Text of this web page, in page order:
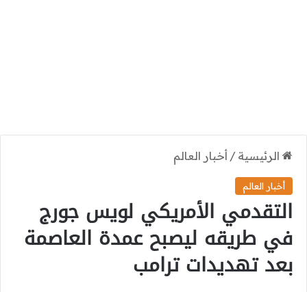
الرئيسية / أخبار العالم
أخبار العالم
التقدمي الأمريكي لويس جورج
في طريقه ليصبح عمدة العاصمة
بعد تهديدات ترامب